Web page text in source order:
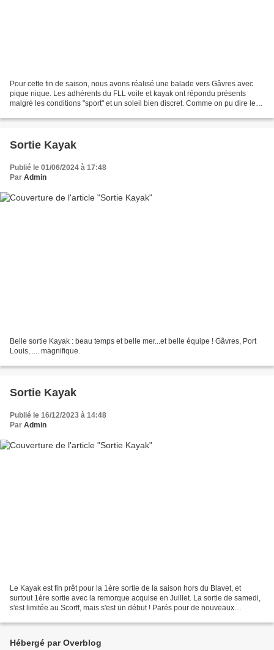
Pour cette fin de saison, nous avons réalisé une balade vers Gâvres avec
pique nique. Les adhérents du FLL voile et kayak ont répondu présents
malgré les conditions "sport" et un soleil bien discret. Comme on pu dire les
Sortie Kayak
Publié le 01/06/2024 à 17:48
Par Admin
Belle sortie Kayak : beau temps et belle mer...et belle équipe ! Gâvres, Port
Louis, .... magnifique.
Sortie Kayak
Publié le 16/12/2023 à 14:48
Par Admin
Le Kayak est fin prêt pour la 1ère sortie de la saison hors du Blavet, et
surtout 1ère sortie avec la remorque acquise en Juillet. La sortie de samedi,
s'est limitée au Scorff, mais s'est un début ! Parés pour de nouveaux
Hébergé par Overblog